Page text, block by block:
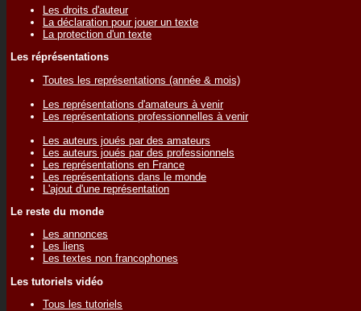
Les droits d'auteur
La déclaration pour jouer un texte
La protection d'un texte
Les réprésentations
Toutes les représentations (année & mois)
Les représentations d'amateurs à venir
Les représentations professionnelles à venir
Les auteurs joués par des amateurs
Les auteurs joués par des professionnels
Les représentations en France
Les représentations dans le monde
L'ajout d'une représentation
Le reste du monde
Les annonces
Les liens
Les textes non francophones
Les tutoriels vidéo
Tous les tutoriels